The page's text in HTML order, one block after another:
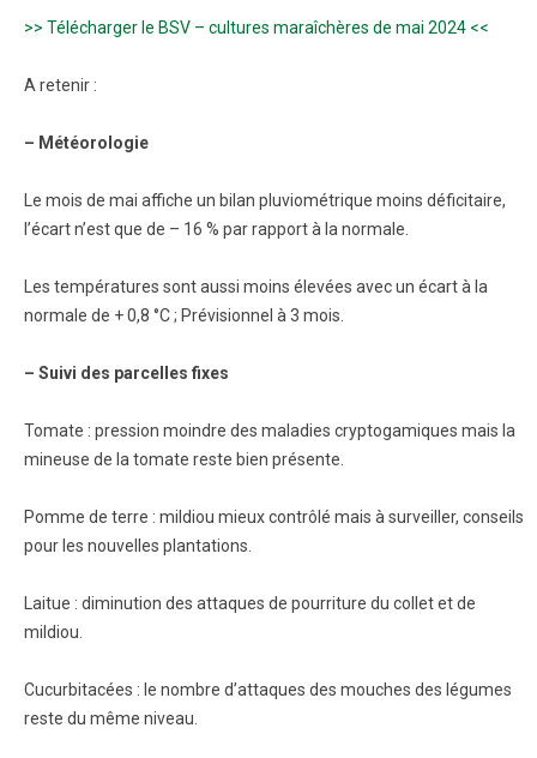
>> Télécharger le BSV – cultures maraîchères de mai 2024 <<
A retenir :
– Météorologie
Le mois de mai affiche un bilan pluviométrique moins déficitaire,
l’écart n’est que de – 16 % par rapport à la normale.
Les températures sont aussi moins élevées avec un écart à la
normale de + 0,8 °C ; Prévisionnel à 3 mois.
– Suivi des parcelles fixes
Tomate : pression moindre des maladies cryptogamiques mais la
mineuse de la tomate reste bien présente.
Pomme de terre : mildiou mieux contrôlé mais à surveiller, conseils
pour les nouvelles plantations.
Laitue : diminution des attaques de pourriture du collet et de
mildiou.
Cucurbitacées : le nombre d’attaques des mouches des légumes
reste du même niveau.